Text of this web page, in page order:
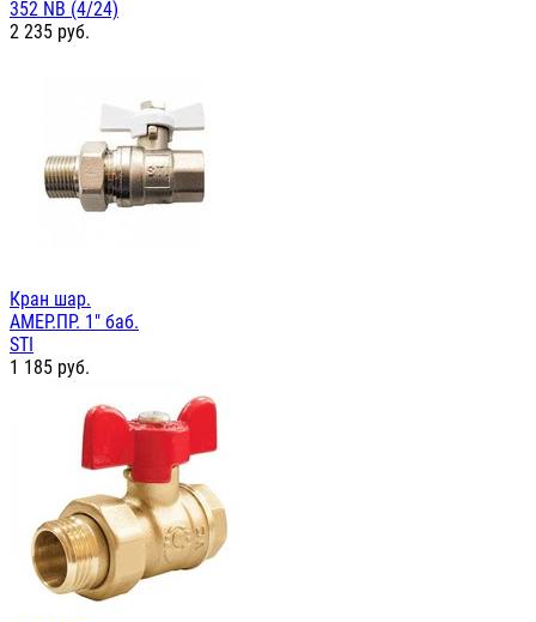
352 NB (4/24)
2 235 руб.
Кран шар.
АМЕР.ПР. 1" баб.
STI
1 185 руб.